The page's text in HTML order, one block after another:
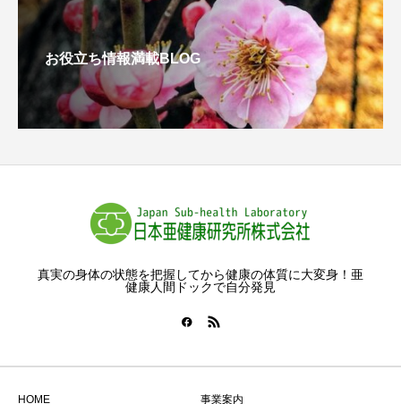
お役立ち情報満載BLOG
真実の身体の状態を把握してから健康の体質に大変身！亜
健康人間ドックで自分発見
HOME 事業案内